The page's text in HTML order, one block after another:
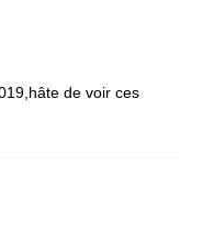
de voir ces